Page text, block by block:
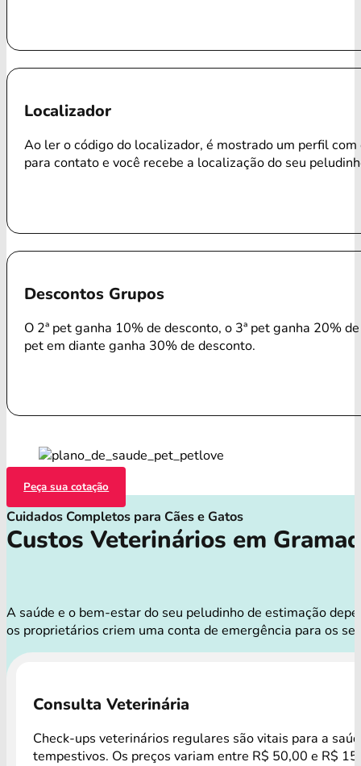
Localizador
Ao ler o código do localizador, é mostrado um perfil com
para contato e você recebe a localização do seu
Descontos Grupos
O 2ª pet ganha 10% de desconto, o 3ª pet ganha 20%
pet em diante ganha 30% de desconto.
Peça sua cotação
Cuidados Completos para Cães e Gatos
Custos Veterinários em
A saúde e o bem-estar do seu peludinho de estimação
os proprietários criem uma conta de emergência para os
Consulta Veterinária
Check-ups veterinários regulares são vitais para a
tempestivos. Os preços variam entre R$ 50,00 e R$